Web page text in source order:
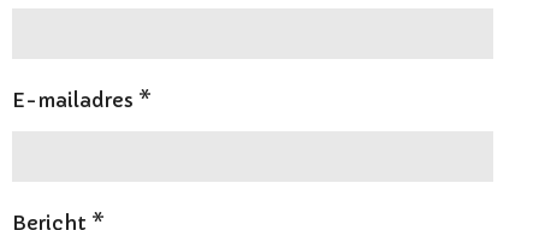
E-mailadres *
Bericht *